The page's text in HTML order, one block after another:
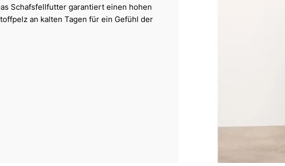
Schafsfellfutter garantiert einen hohen
an kalten Tagen für ein Gefühl der